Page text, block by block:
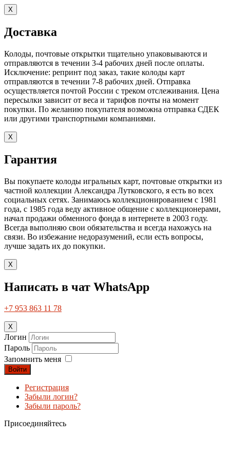
X
Доставка
Колоды, почтовые открытки тщательно упаковываются и
отправляются в течении 3-4 рабочих дней после оплаты.
Исключение: репринт под заказ, такие колоды карт
отправляются в течении 7-8 рабочих дней. Отправка
осуществляется почтой России с треком отслеживания. Цена
пересылки зависит от веса и тарифов почты на момент
покупки. По желанию покупателя возможна отправка СДЕК
или другими транспортными компаниями.
X
Гарантия
Вы покупаете колоды игральных карт, почтовые открытки из
частной коллекции Александра Лутковского, я есть во всех
социальных сетях. Занимаюсь коллекционированием с 1981
года, с 1985 года веду активное общение с коллекционерами,
начал продажи обменного фонда в интернете в 2003 году.
Всегда выполняю свои обязательства и всегда нахожусь на
связи. Во избежание недоразумений, если есть вопросы,
лучше задать их до покупки.
X
Написать в чат WhatsApp
+7 953 863 11 78
X
Логин
Пароль
Запомнить меня
Войти
Регистрация
Забыли логин?
Забыли пароль?
Присоединяйтесь